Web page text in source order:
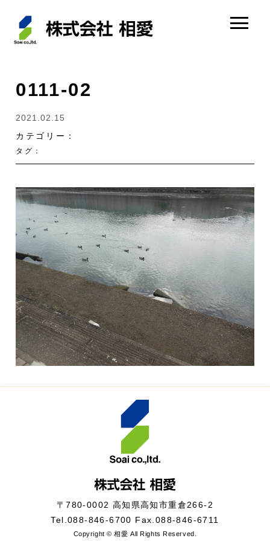
0111-02
2021.02.15
カテゴリー：
タグ：
〒780-0002 高知県高知市重倉266-2
Tel. 088-846-6700 Fax.088-846-6711
Copyright © 相愛 All Rights Reserved.